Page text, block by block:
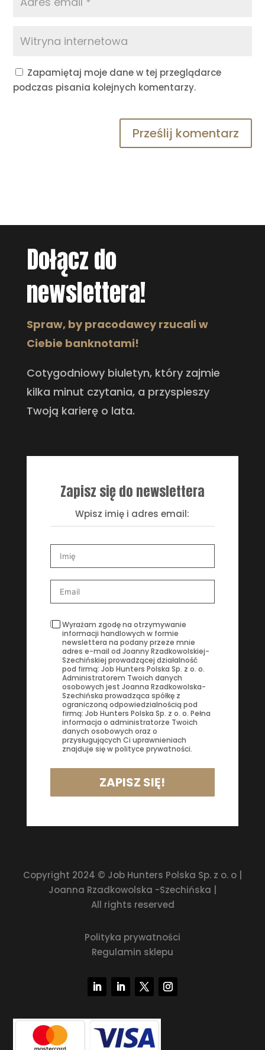
Zapamiętaj moje dane w tej przeglądarce
podczas pisania kolejnych komentarzy.
Prześlij komentarz
Dołącz do
newslettera!
Spraw, by pracodawcy rzucali w
Ciebie banknotami!
Cotygodniowy biuletyn, który zajmie
kilka minut czytania, a przyspieszy
Twoją karierę o lata.
Zapisz się do newslettera
Wpisz imię i adres email:
Wyrażam zgodę na otrzymywanie
informacji handlowych w formie
newslettera na podany przeze mnie
adres e-mail od Joanny Rzadkowolskiej-
Szechińskiej prowadzącej działalność
pod firmą: Job Hunters Polska Sp. z o. o.
Administratorem Twoich danych
osobowych jest Joanna Rzadkowolska-
Szechińska prowadząca spółkę z
ograniczoną odpowiedzialnością pod
firmą: Job Hunters Polska Sp. z o. o. Pełna
informacja o administratorze Twoich
danych osobowych oraz o
przysługujących Ci uprawnieniach
znajduje się w polityce prywatności.
ZAPISZ SIĘ!
Copyright 2024 © Job Hunters Polska Sp. z o. o |
Joanna Rzadkowolska -Szechińska |
All rights reserved
Polityka prywatności
Regulamin sklepu